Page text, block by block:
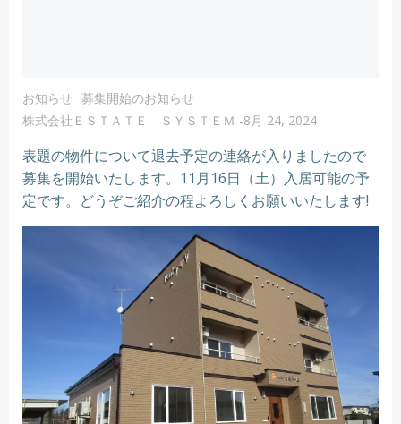
お知らせ 募集開始のお知らせ
株式会社ＥＳＴＡＴＥ ＳＹＳＴＥＭ -8月 24, 2024
表題の物件について退去予定の連絡が入りましたので
募集を開始いたします。11月16日（土）入居可能の予
定です。どうぞご紹介の程よろしくお願いいたします!